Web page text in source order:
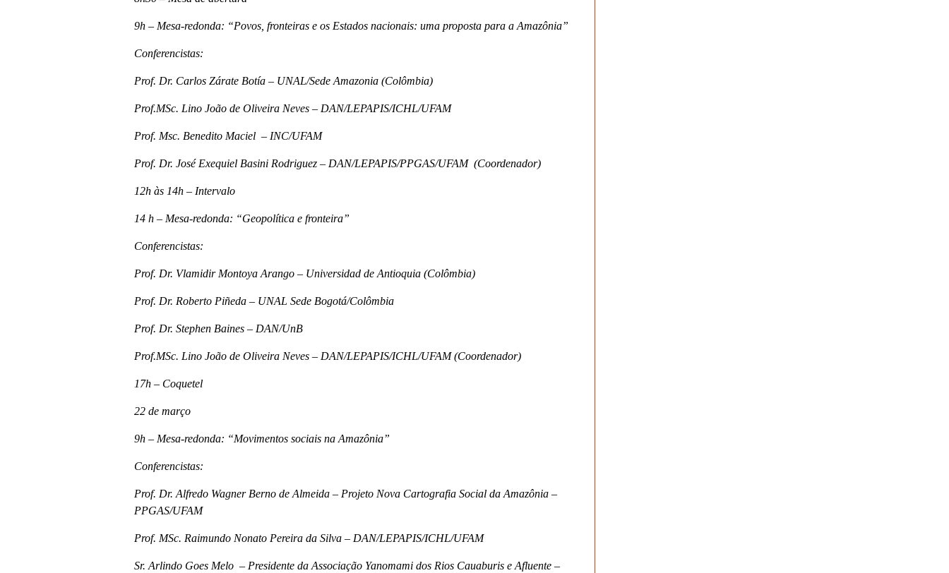
9h – Mesa-redonda: “Povos, fronteiras e os Estados nacionais: uma proposta para a Amazônia”
Conferencistas:
Prof. Dr. Carlos Zárate Botía – UNAL/Sede Amazonia (Colômbia)
Prof.MSc. Lino João de Oliveira Neves – DAN/LEPAPIS/ICHL/UFAM
Prof. Msc. Benedito Maciel – INC/UFAM
Prof. Dr. José Exequiel Basini Rodriguez – DAN/LEPAPIS/PPGAS/UFAM (Coordenador)
12h às 14h – Intervalo
14 h – Mesa-redonda: “Geopolítica e fronteira”
Conferencistas:
Prof. Dr. Vlamidir Montoya Arango – Universidad de Antioquia (Colômbia)
Prof. Dr. Roberto Piñeda – UNAL Sede Bogotá/Colômbia
Prof. Dr. Stephen Baines – DAN/UnB
Prof.MSc. Lino João de Oliveira Neves – DAN/LEPAPIS/ICHL/UFAM (Coordenador)
17h – Coquetel
22 de março
9h – Mesa-redonda: “Movimentos sociais na Amazônia”
Conferencistas:
Prof. Dr. Alfredo Wagner Berno de Almeida – Projeto Nova Cartografia Social da Amazônia –
PPGAS/UFAM
Prof. MSc. Raimundo Nonato Pereira da Silva – DAN/LEPAPIS/ICHL/UFAM
Sr. Arlindo Goes Melo – Presidente da Associação Yanomami dos Rios Cauaburis e Afluente –